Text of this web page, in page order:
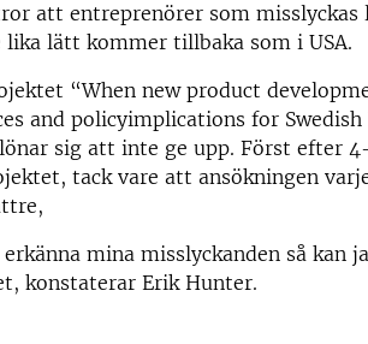
att entreprenörer som
lätt kommer tillbaka som i USA.
“When new product
and policyimplications for
sig att inte ge upp. Först efter
tack vare att ansökningen
mina misslyckanden så kan
konstaterar Erik Hunter.